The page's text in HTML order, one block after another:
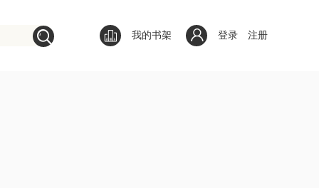
登录 注册
我的书架